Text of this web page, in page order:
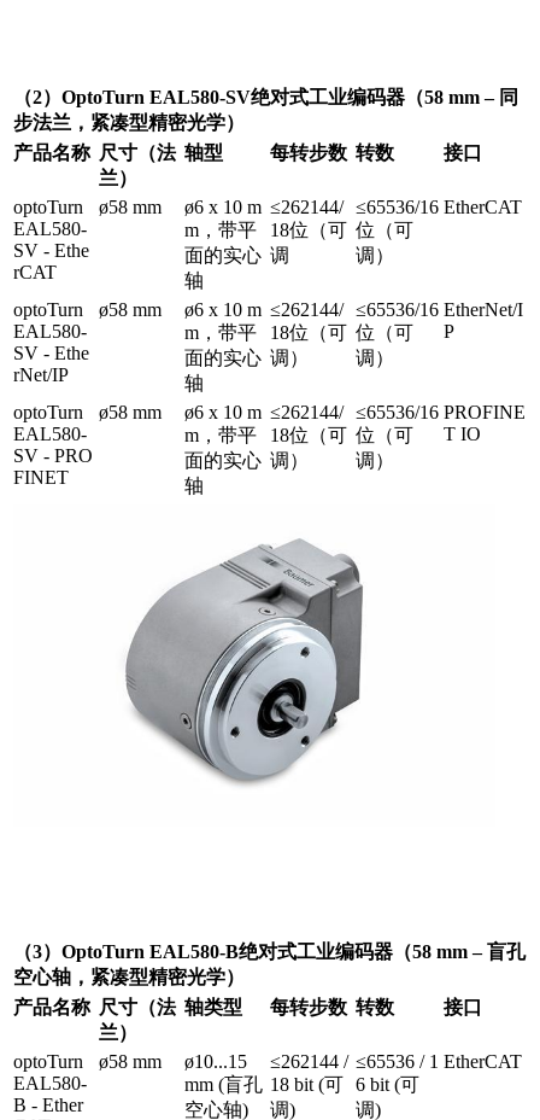
（2）OptoTurn EAL580-SV绝对式工业编码器（58 mm – 同
步法兰，紧凑型精密光学）
产品名称 尺寸（法
兰）
轴型 每转步数 转数 接口
optoTurn
EAL580-
SV - Ethe
rCAT
ø58 mm
ø6 x 10 m
m，带平
面的实心
轴
≤262144/
18位（可
调
≤65536/16
位（可
调）
EtherCAT
optoTurn
EAL580-
SV - Ethe
rNet/IP
ø58 mm
ø6 x 10 m
m，带平
面的实心
轴
≤262144/
18位（可
调）
≤65536/16
位（可
调）
EtherNet/I
P
optoTurn
EAL580-
SV - PRO
FINET
ø58 mm
ø6 x 10 m
m，带平
面的实心
轴
≤262144/
18位（可
调）
≤65536/16
位（可
调）
PROFINE
T IO
（3）OptoTurn EAL580-B绝对式工业编码器（58 mm – 盲孔
空心轴，紧凑型精密光学）
产品名称 尺寸（法
兰）
轴类型 每转步数 转数 接口
optoTurn
EAL580-
B - Ether
ø58 mm
ø10...15
mm (盲孔
空心轴)
≤262144 /
18 bit (可
调)
≤65536 / 1
6 bit (可
调)
EtherCAT